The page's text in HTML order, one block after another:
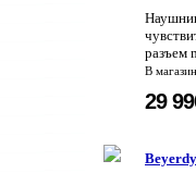
разъем
В
29